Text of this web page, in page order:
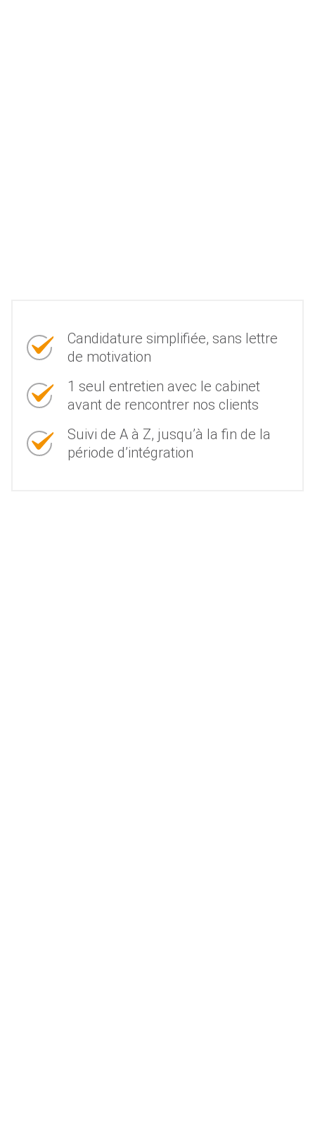
Candidature simplifiée, sans lettre
de motivation
1 seul entretien avec le cabinet
avant de rencontrer nos clients
Suivi de A à Z, jusqu’à la fin de la
période d’intégration